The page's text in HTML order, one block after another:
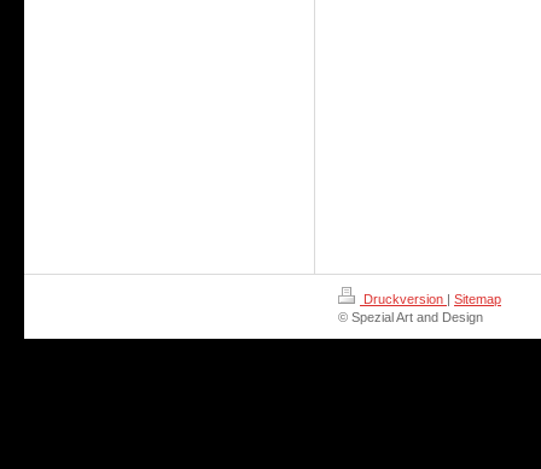
Druckversion | Sitemap
© Spezial Art and Design